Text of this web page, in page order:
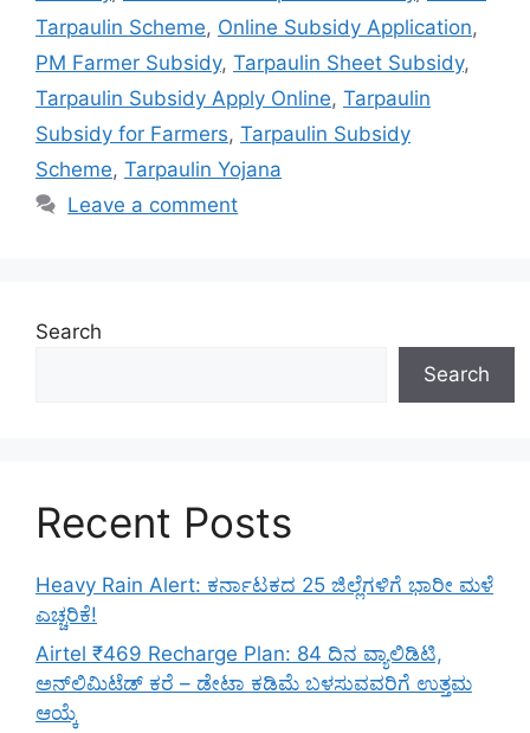
Tarpaulin Scheme, Online Subsidy Application,
PM Farmer Subsidy, Tarpaulin Sheet Subsidy,
Tarpaulin Subsidy Apply Online, Tarpaulin
Subsidy for Farmers, Tarpaulin Subsidy
Scheme, Tarpaulin Yojana
Leave a comment
Search
Search
Recent Posts
Heavy Rain Alert: ಕರ್ನಾಟಕದ 25 ಜಿಲ್ಲೆಗಳಿಗೆ ಭಾರೀ ಮಳೆ
ಎಚ್ಚರಿಕೆ!
Airtel ₹469 Recharge Plan: 84 ದಿನ ವ್ಯಾಲಿಡಿಟಿ,
ಅನ್‌ಲಿಮಿಟೆಡ್ ಕರೆ – ಡೇಟಾ ಕಡಿಮೆ ಬಳಸುವವರಿಗೆ ಉತ್ತಮ
ಆಯ್ಕೆ